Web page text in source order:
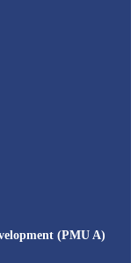
(PMU A)